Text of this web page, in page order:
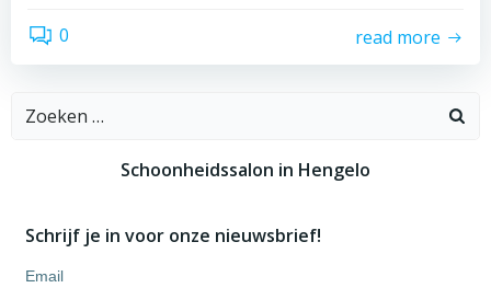
0 read more
Zoeken
Schoonheidssalon in Hengelo
Schrijf je in voor onze nieuwsbrief!
Email